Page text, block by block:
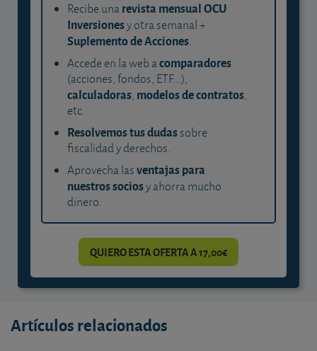
Recibe unarevista mensual OCU
Inversionesy otra semanal +
Suplemento de Acciones.
Accede en la web acomparadores
(acciones, fondos, ETF...),
calculadoras, modelos de contratos,
etc.
Resolvemos tus dudassobre
fiscalidad y derechos.
Aprovecha lasventajas para
nuestros sociosy ahorra mucho
dinero.
QUIERO ESTA OFERTA A 17,00€
Artículos relacionados